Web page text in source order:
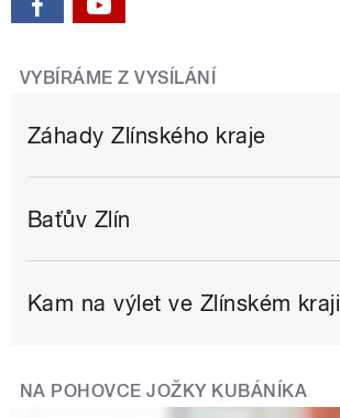
VYBÍRÁME Z VYSÍLÁNÍ
Záhady Zlínského kraje
Baťův Zlín
Kam na výlet ve Zlínském kraji
NA POHOVCE JOŽKY KUBÁNÍKA